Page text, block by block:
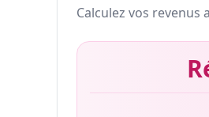
Calculez vos revenus